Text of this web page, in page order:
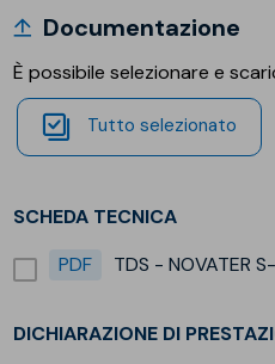
Documentazione
È possibile selezionare e
Tutto selezionato
SCHEDA TECNICA
PDF
TDS - NOVATER
DICHIARAZIONE DI